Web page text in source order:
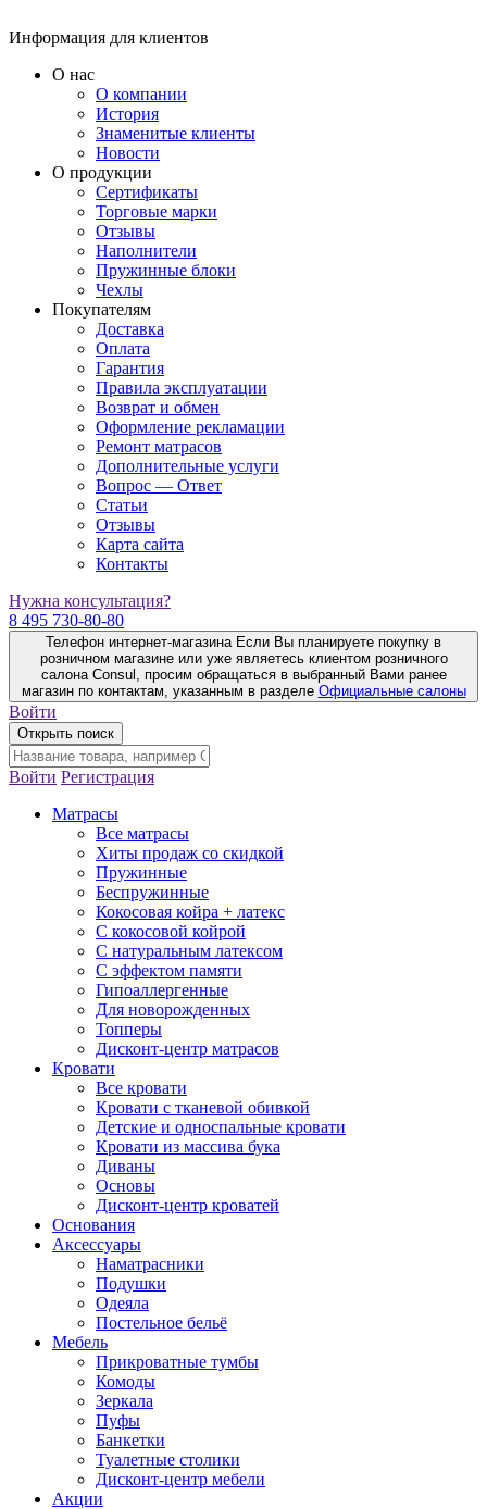
Информация для клиентов
О нас
О компании
История
Знаменитые клиенты
Новости
О продукции
Сертификаты
Торговые марки
Отзывы
Наполнители
Пружинные блоки
Чехлы
Покупателям
Доставка
Оплата
Гарантия
Правила эксплуатации
Возврат и обмен
Оформление рекламации
Ремонт матрасов
Дополнительные услуги
Вопрос — Ответ
Статьи
Отзывы
Карта сайта
Контакты
Нужна консультация?
8 495 730-80-80
Телефон интернет-магазина Если Вы планируете покупку в
розничном магазине или уже являетесь клиентом розничного
салона Consul, просим обращаться в выбранный Вами ранее
магазин по контактам, указанным в разделе Официальные салоны
Войти
Открыть поиск
Войти Регистрация
Матрасы
Все матрасы
Хиты продаж со скидкой
Пружинные
Беспружинные
Кокосовая койра + латекс
С кокосовой койрой
С натуральным латексом
С эффектом памяти
Гипоаллергенные
Для новорожденных
Топперы
Дисконт-центр матрасов
Кровати
Все кровати
Кровати с тканевой обивкой
Детские и односпальные кровати
Кровати из массива бука
Диваны
Основы
Дисконт-центр кроватей
Основания
Аксессуары
Наматрасники
Подушки
Одеяла
Постельное бельё
Мебель
Прикроватные тумбы
Комоды
Зеркала
Пуфы
Банкетки
Туалетные столики
Дисконт-центр мебели
Акции